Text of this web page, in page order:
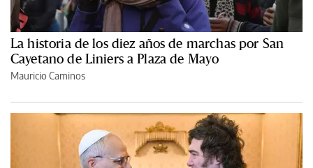
La historia de los diez años de marchas por San
Cayetano de Liniers a Plaza de Mayo
Mauricio Caminos